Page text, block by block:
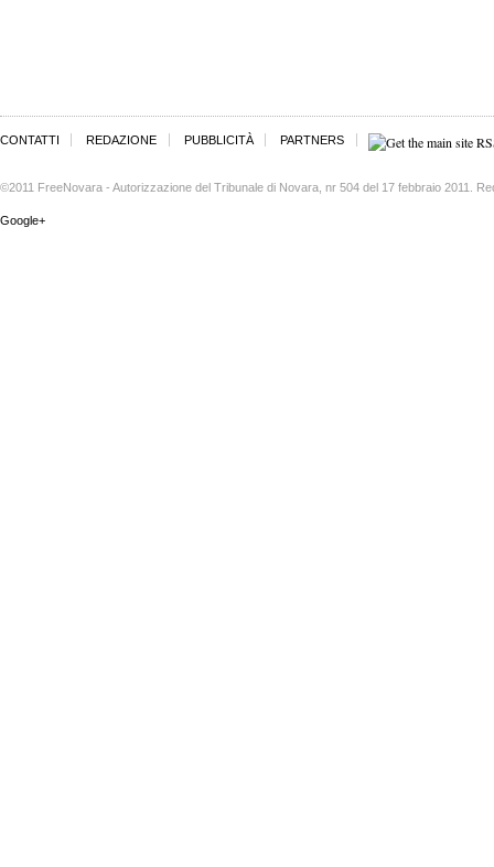
CONTATTI REDAZIONE PUBBLICITÀ PARTNERS
©2011 FreeNovara - Autorizzazione del Tribunale di Novara, nr 504 del 17 febbraio 2011.
Google+